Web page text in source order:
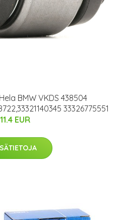
BMW VKDS 438504
33326775551
11.4 EUR